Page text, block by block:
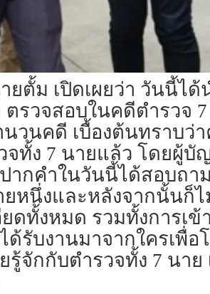
ยตั้ม​ เปิดเผยว่า วันนี้ไ
รวจสอบในคดีตำรวจ
วนคดี​ เบื้องต้น​ทราบว่
ทั้ง 7 นายแล้ว​ โดยผู้บั
ากคำในวันนี้​ได้สอบถ
หนึ่งและหลังจากนั้นก็
ทั้งหมด​ รวมทั้งการเข้
รับงานมาจากใครเพื่
รู้จักกับตำรวจทั้ง 7 นา